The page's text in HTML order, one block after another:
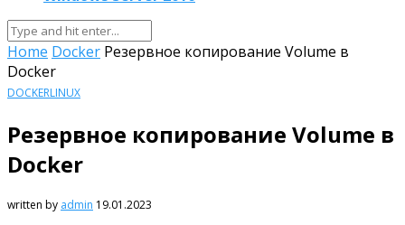
Home Docker Резервное копирование Volume в
Docker
DOCKERLINUX
Резервное копирование Volume в
Docker
written by admin 19.01.2023